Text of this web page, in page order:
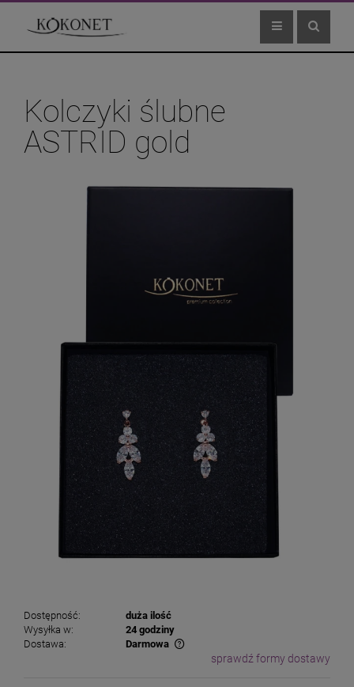
Kolczyki ślubne
ASTRID gold
Dostępność:
duża ilość
Wysyłka w:
24 godziny
Dostawa:
Darmowa
Cena nie zawiera ewentualnych kosztów płatnościsprawdź formy dostawy